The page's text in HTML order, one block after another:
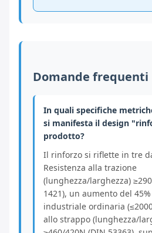
Domande frequenti
In quali specifiche
si manifesta il design
prodotto?
Il rinforzo si riflette in tre
Resistenza alla trazione
(lunghezza/larghezza)
1421), un aumento del
industriale ordinaria
allo strappo (lunghezza/